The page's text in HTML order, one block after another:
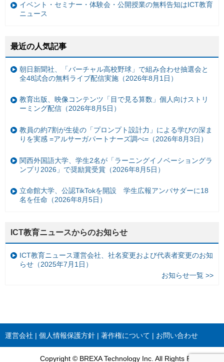
イベント・セミナー・体験会・公開授業の無料告知はICT教育
ニュース
最近の人気記事
朝日新聞社、「バーチャル高校野球」で組み合わせ抽選会と
全48試合の無料ライブ配信実施（2026年8月1日）
教育出版、映像コンテンツ「目で見る算数」個人向けストリ
ーミング配信（2026年8月5日）
教員の約7割が生徒の「プロンプト設計力」による学びの深ま
りを実感 =アルサーガパートナーズ調べ=（2026年8月3日）
関西外国語大学、学生2名が「ラーニングイノベーショングラ
ンプリ2026」で奨励賞受賞（2026年8月5日）
立命館大学、公認TikTokを開設 学生広報アンバサダーに18
名を任命（2026年8月5日）
ICT教育ニュースからのお知らせ
ICT教育ニュース運営会社、社名変更および代表者変更のお知
らせ（2025年7月1日）
お知らせ一覧 >>
運営会社 個人情報保護方針 著作権について お問い合わせ
Copyright © BREXA Technology Inc. All Rights Reserved.